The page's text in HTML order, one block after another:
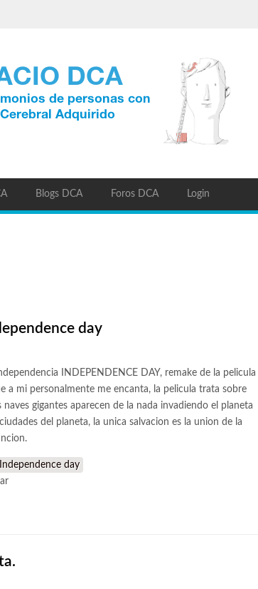
Blogs DCA Foros DCA Login
day
INDEPENDENCE DAY, remake de la pelicula
a mi personalmente me encanta, la pelicula trata sobre
gigantes aparecen de la nada invadiendo el planeta
del planeta, la unica salvacion es la union de la
day